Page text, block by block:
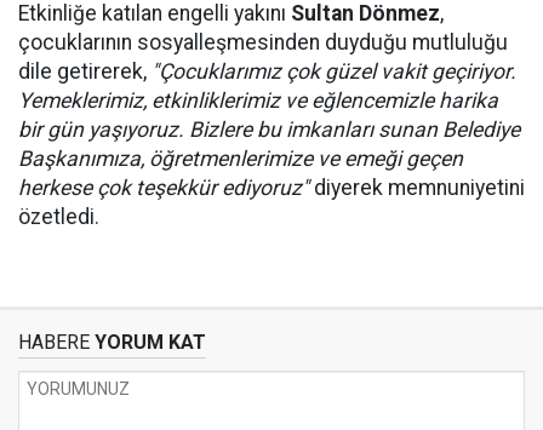
Etkinliğe katılan engelli yakını Sultan Dönmez,
çocuklarının sosyalleşmesinden duyduğu mutluluğu
dile getirerek, "Çocuklarımız çok güzel vakit geçiriyor.
Yemeklerimiz, etkinliklerimiz ve eğlencemizle harika
bir gün yaşıyoruz. Bizlere bu imkanları sunan Belediye
Başkanımıza, öğretmenlerimize ve emeği geçen
herkese çok teşekkür ediyoruz"diyerek memnuniyetini
özetledi.
HABERE YORUM KAT